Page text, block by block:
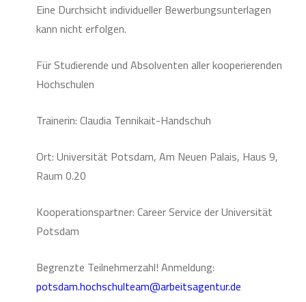
Eine Durchsicht individueller Bewerbungsunterlagen
kann nicht erfolgen.
Für Studierende und Absolventen aller kooperierenden
Hochschulen
Trainerin: Claudia Tennikait-Handschuh
Ort: Universität Potsdam, Am Neuen Palais, Haus 9,
Raum 0.20
Kooperationspartner: Career Service der Universität
Potsdam
Begrenzte Teilnehmerzahl! Anmeldung:
potsdam.hochschulteam@arbeitsagentur.de